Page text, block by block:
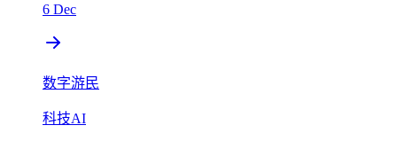
6 Dec
数字游民
科技AI